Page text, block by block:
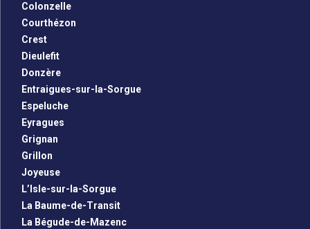
Colonzelle
Courthézon
Crest
Dieulefit
Donzère
Entraigues-sur-la-Sorgue
Espeluche
Eyragues
Grignan
Grillon
Joyeuse
L’Isle-sur-la-Sorgue
La Baume-de-Transit
La Bégude-de-Mazenc